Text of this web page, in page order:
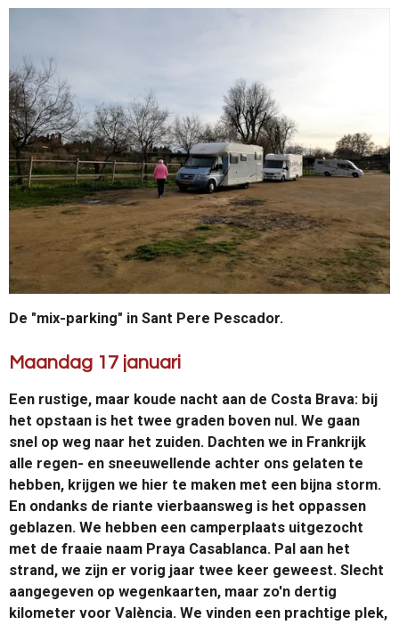
De "mix-parking" in Sant Pere Pescador.
Maandag 17 januari
Een rustige, maar koude nacht aan de Costa Brava: bij
het opstaan is het twee graden boven nul. We gaan
snel op weg naar het zuiden. Dachten we in Frankrijk
alle regen- en sneeuwellende achter ons gelaten te
hebben, krijgen we hier te maken met een bijna storm.
En ondanks de riante vierbaansweg is het oppassen
geblazen. We hebben een camperplaats uitgezocht
met de fraaie naam Praya Casablanca. Pal aan het
strand, we zijn er vorig jaar twee keer geweest. Slecht
aangegeven op wegenkaarten, maar zo'n dertig
kilometer voor València. We vinden een prachtige plek,